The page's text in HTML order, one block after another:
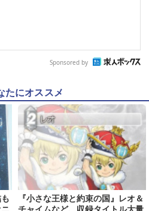
Sponsored by
たにオススメ
『小さな王様と約束の国』レオ＆